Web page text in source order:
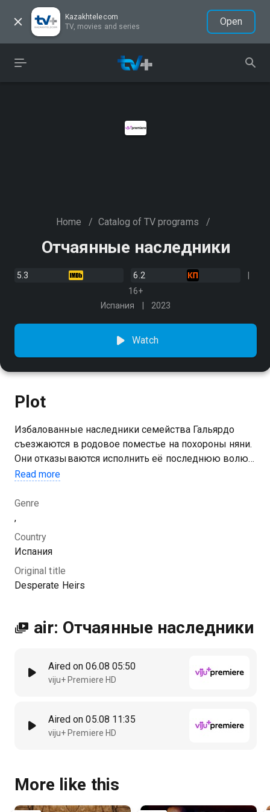
Kazakhtelecom
TV, movies and series
Open
Home / Catalog of TV programs /
Отчаянные наследники
5.3
6.2
16+
Испания
2023
Watch
Plot
Избалованные наследники семейства Гальярдо
съезжаются в родовое поместье на похороны няни.
Они отказываются исполнить её последнюю волю
в завещании и теперь получают письма, каждое из
Read more
Genre
,
Country
Испания
Original title
Desperate Heirs
air: Отчаянные наследники
Aired on 06.08 05:50
viju+ Premiere HD
Aired on 05.08 11:35
viju+ Premiere HD
More like this